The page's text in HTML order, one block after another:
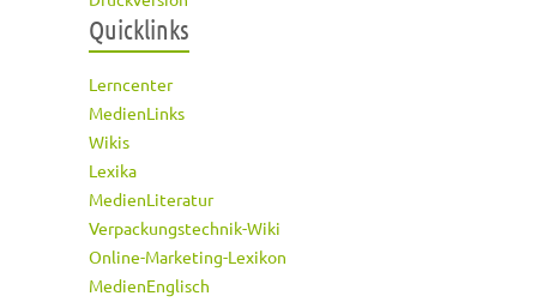
Quicklinks
Lerncenter
MedienLinks
Wikis
Lexika
MedienLiteratur
Verpackungstechnik-Wiki
Online-Marketing-Lexikon
MedienEnglisch